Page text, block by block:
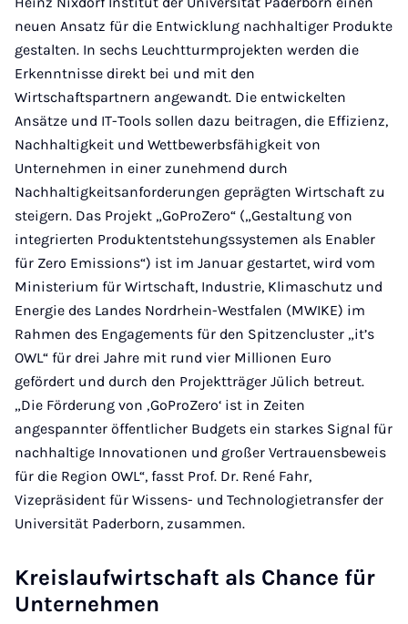
neuen Ansatz für die Entwicklung nachhaltiger Produkte
gestalten. In sechs Leuchtturmprojekten werden die
Erkenntnisse direkt bei und mit den
Wirtschaftspartnern angewandt. Die entwickelten
Ansätze und IT-Tools sollen dazu beitragen, die Effizienz,
Nachhaltigkeit und Wettbewerbsfähigkeit von
Unternehmen in einer zunehmend durch
Nachhaltigkeitsanforderungen geprägten Wirtschaft zu
steigern. Das Projekt „GoProZero“ („Gestaltung von
integrierten Produktentstehungssystemen als Enabler
für Zero Emissions“) ist im Januar gestartet, wird vom
Ministerium für Wirtschaft, Industrie, Klimaschutz und
Energie des Landes Nordrhein-Westfalen (MWIKE) im
Rahmen des Engagements für den Spitzencluster „it’s
OWL“ für drei Jahre mit rund vier Millionen Euro
gefördert und durch den Projektträger Jülich betreut.
„Die Förderung von ‚GoProZero‘ ist in Zeiten
angespannter öffentlicher Budgets ein starkes Signal für
nachhaltige Innovationen und großer Vertrauensbeweis
für die Region OWL“, fasst Prof. Dr. René Fahr,
Vizepräsident für Wissens- und Technologietransfer der
Universität Paderborn, zusammen.
Kreislaufwirtschaft als Chance für
Unternehmen